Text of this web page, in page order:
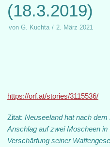
(18.3.2019)
von G. Kuchta 2. März 2021
https://orf.at/stories/3115536/
Zitat: Neuseeland hat nach
Anschlag auf zwei Moscheen
Verschärfung seiner